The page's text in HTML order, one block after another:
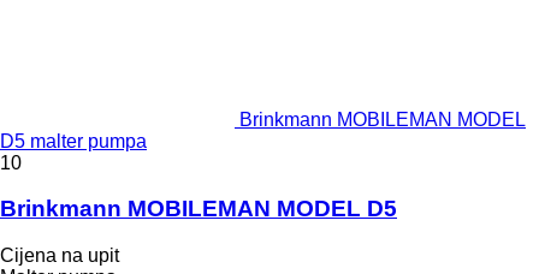
Brinkmann MOBILEMAN MODEL
D5 malter pumpa
10
Brinkmann MOBILEMAN MODEL D5
Cijena na upit